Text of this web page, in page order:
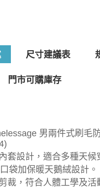
尺寸建議表
門市可購庫存
男兩件式刷毛
套設計，適合多種天候
袋加保暖天鵝絨設計。
裁，符合人體工學及活